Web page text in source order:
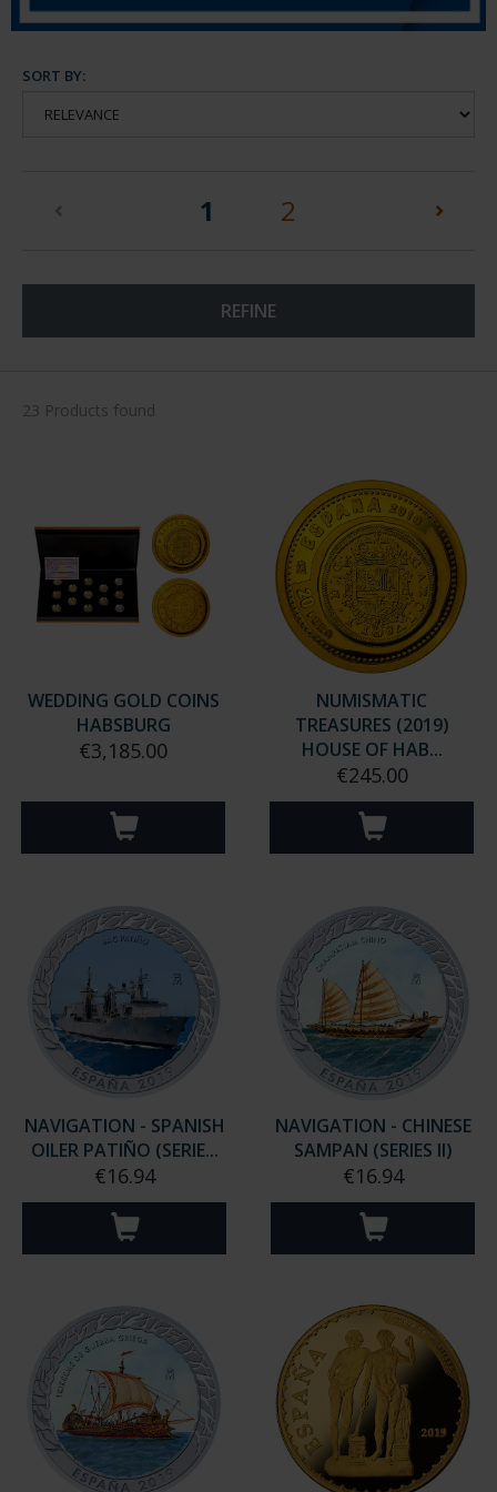
SORT BY:
1 (current)
2
REFINE
23 Products found
WEDDING GOLD COINS
HABSBURG
€3,185.00
NUMISMATIC
TREASURES (2019)
HOUSE OF HAB...
€245.00
NAVIGATION - SPANISH
OILER PATIÑO (SERIE...
€16.94
NAVIGATION - CHINESE
SAMPAN (SERIES II)
€16.94